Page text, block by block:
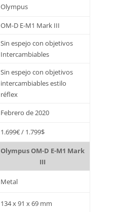
Olympus
OM-D E-M1 Mark III
Sin espejo con objetivos
Intercambiables
Sin espejo con objetivos
intercambiables estilo
réflex
Febrero de 2020
1.699€ / 1.799$
Olympus OM-D E-M1 Mark
III
Metal
134 x 91 x 69 mm